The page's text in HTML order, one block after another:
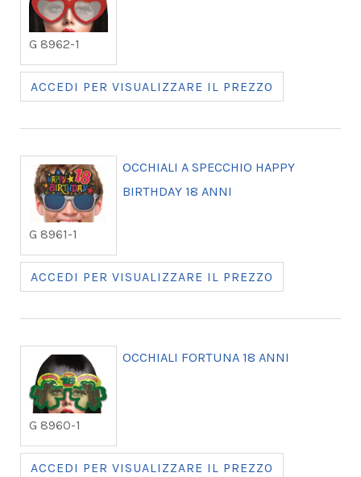
G 8962-1
ACCEDI PER VISUALIZZARE IL PREZZO
G 8961-1
OCCHIALI A SPECCHIO HAPPY
BIRTHDAY 18 ANNI
ACCEDI PER VISUALIZZARE IL PREZZO
G 8960-1
OCCHIALI FORTUNA 18 ANNI
ACCEDI PER VISUALIZZARE IL PREZZO